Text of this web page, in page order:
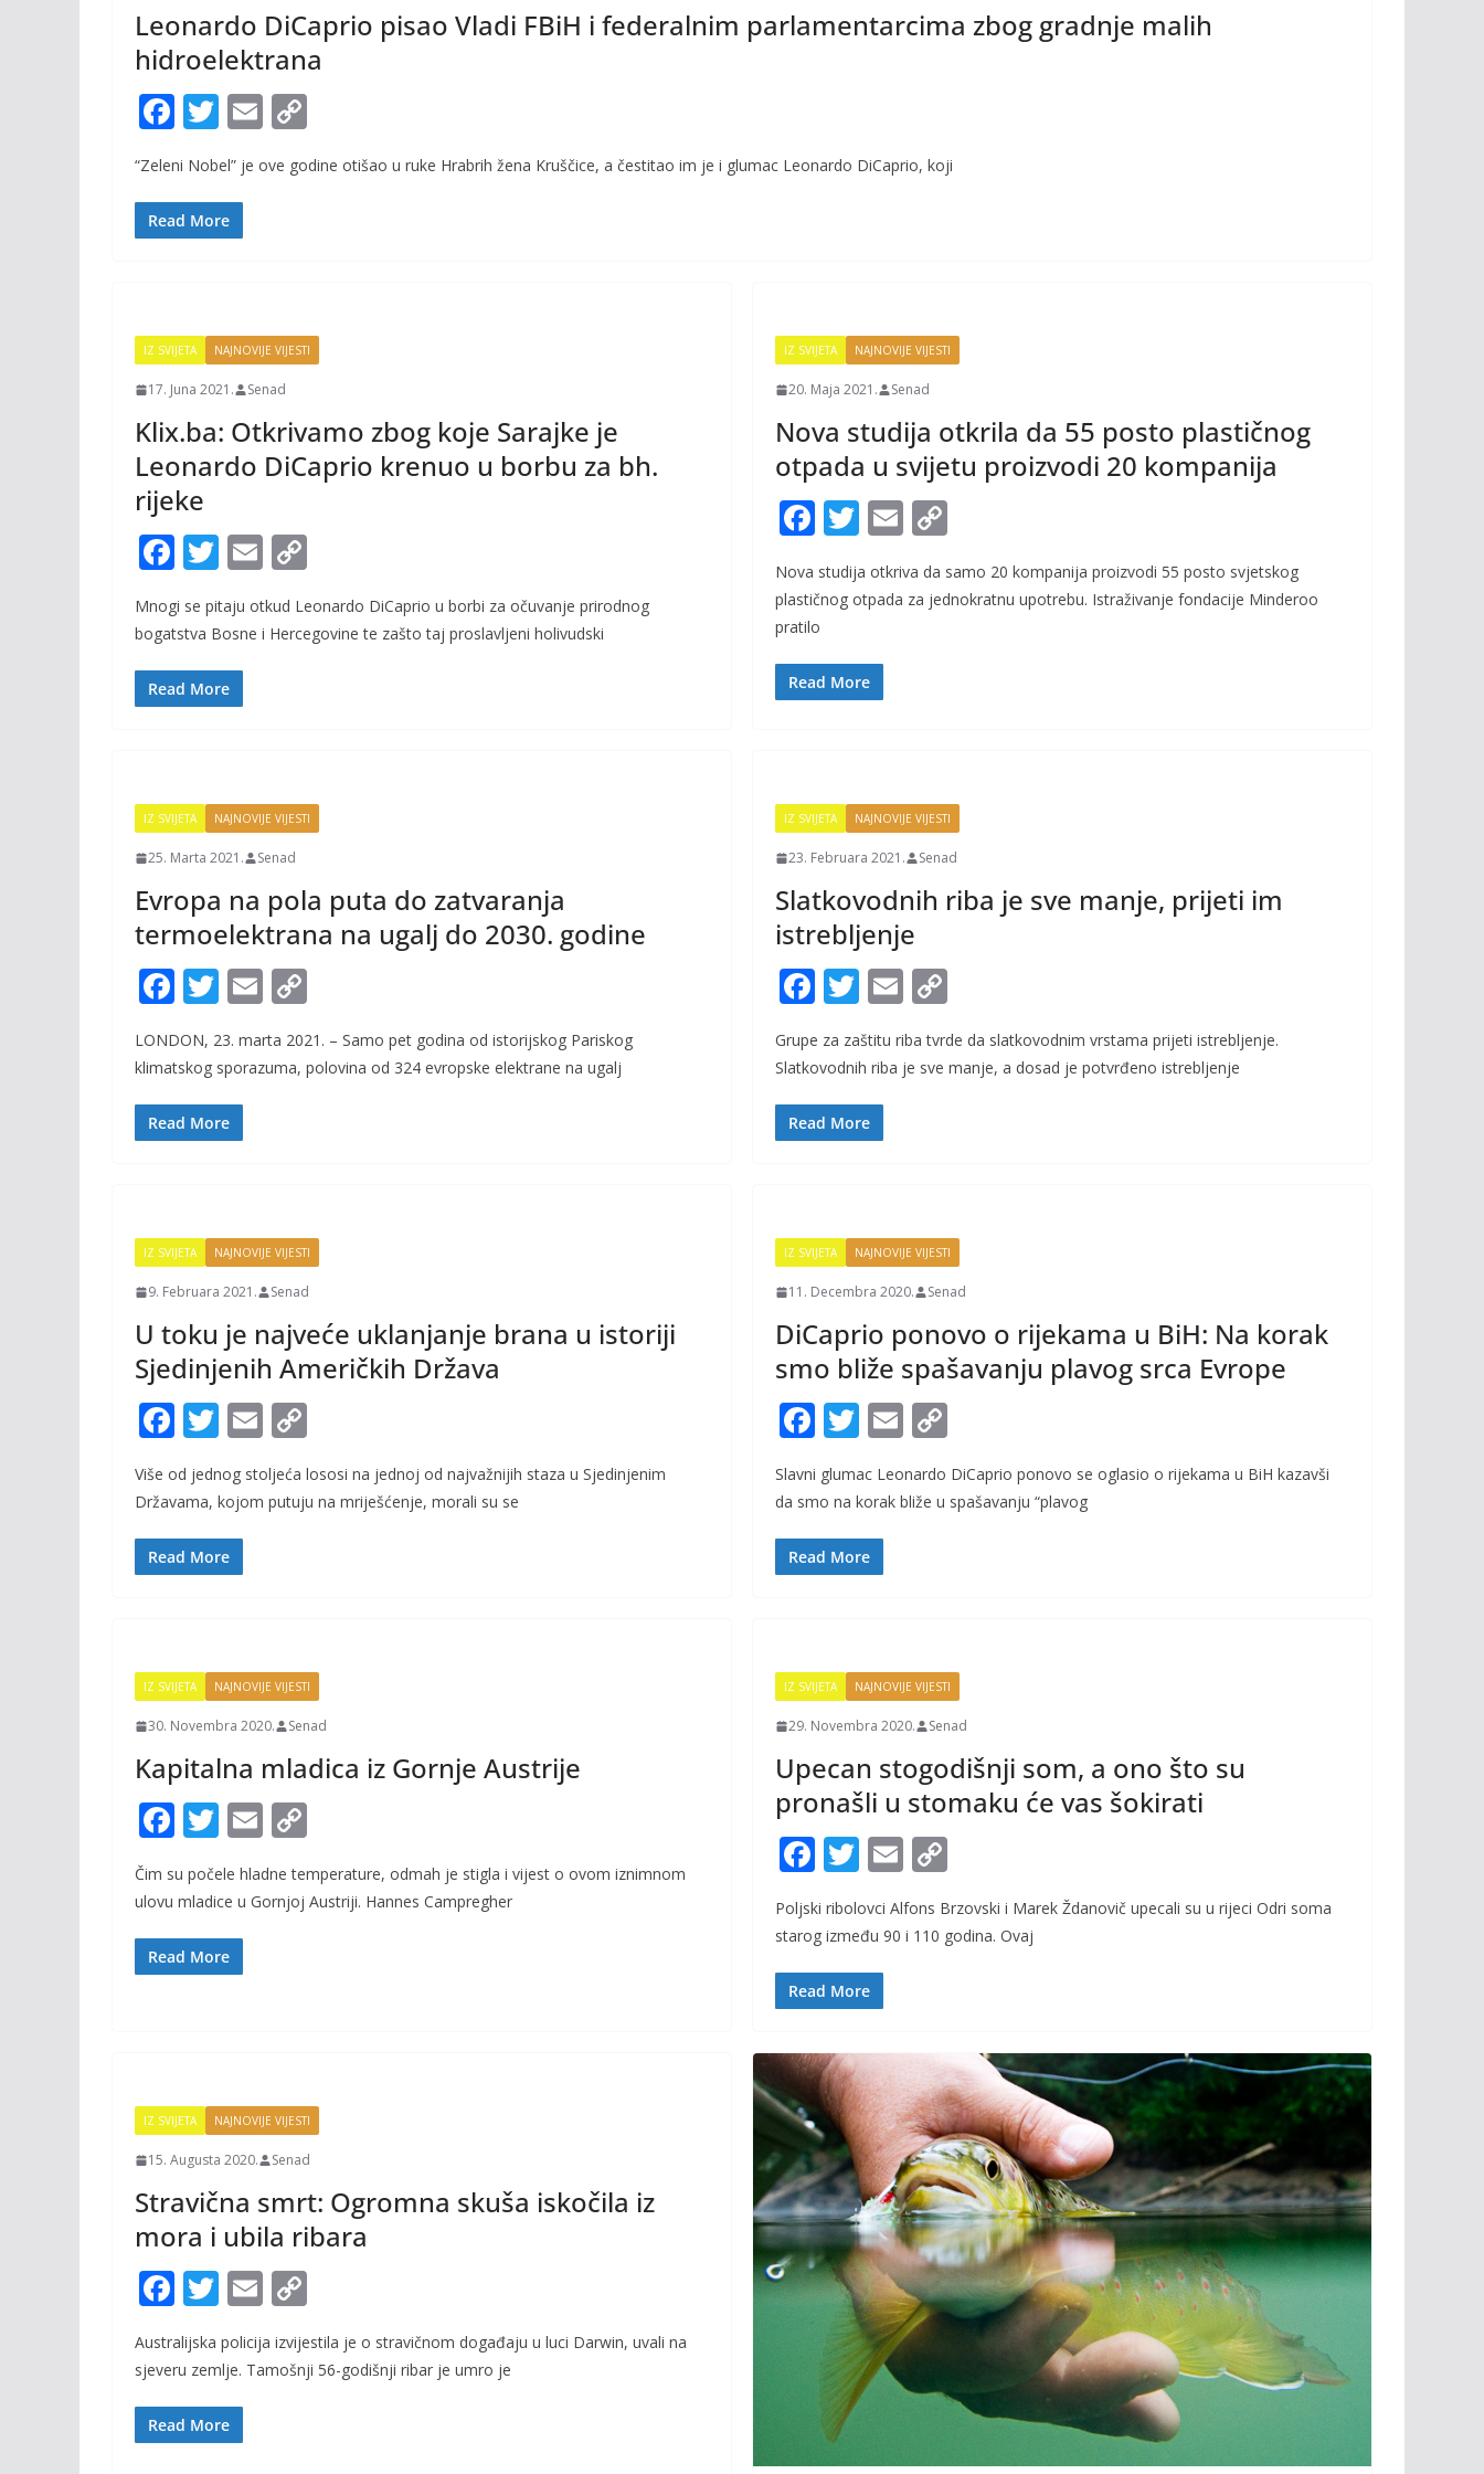
Leonardo DiCaprio pisao Vladi FBiH i federalnim parlamentarcima zbog gradnje malih
hidroelektrana
F
e
b
o
k
T
w
itt
er
E
ai
o
p
k
“Zeleni Nobel” je ove godine otišao u ruke Hrabrih žena Kruščice, a čestitao im je i glumac Leonardo DiCaprio, koji
Read More
IZ SVIJETA NAJNOVIJE VIJESTI
17. Juna 2021. Senad
Klix.ba: Otkrivamo zbog koje Sarajke je
Leonardo DiCaprio krenuo u borbu za bh.
rijeke
F
e
b
o
T
itt
er
E
m
ai p
y
Mnogi se pitaju otkud Leonardo DiCaprio u borbi za očuvanje prirodnog
bogatstva Bosne i Hercegovine te zašto taj proslavljeni holivudski
Read More
IZ SVIJETA NAJNOVIJE VIJESTI
20. Maja 2021. Senad
Nova studija otkrila da 55 posto plastičnog
otpada u svijetu proizvodi 20 kompanija
F
ac
e
b
o
o
T
w
itt
er
E
m
ai p
Nova studija otkriva da samo 20 kompanija proizvodi 55 posto svjetskog
plastičnog otpada za jednokratnu upotrebu. Istraživanje fondacije Minderoo
pratilo
Read More
IZ SVIJETA NAJNOVIJE VIJESTI
25. Marta 2021. Senad
Evropa na pola puta do zatvaranja
termoelektrana na ugalj do 2030. godine
F
e
b
o
T
itt
er
E
ai p
y
LONDON, 23. marta 2021. – Samo pet godina od istorijskog Pariskog
klimatskog sporazuma, polovina od 324 evropske elektrane na ugalj
Read More
IZ SVIJETA NAJNOVIJE VIJESTI
23. Februara 2021. Senad
Slatkovodnih riba je sve manje, prijeti im
istrebljenje
F
e
b
o
T
w
itt
er
E
m
ai
l
o
p
Grupe za zaštitu riba tvrde da slatkovodnim vrstama prijeti istrebljenje.
Slatkovodnih riba je sve manje, a dosad je potvrđeno istrebljenje
Read More
IZ SVIJETA NAJNOVIJE VIJESTI
9. Februara 2021. Senad
U toku je najveće uklanjanje brana u istoriji
Sjedinjenih Američkih Država
F
ac
e
b
o
T
itt
er
E
m
ai
l
o
p
Više od jednog stoljeća lososi na jednoj od najvažnijih staza u Sjedinjenim
Državama, kojom putuju na mriješćenje, morali su se
Read More
IZ SVIJETA NAJNOVIJE VIJESTI
11. Decembra 2020. Senad
DiCaprio ponovo o rijekama u BiH: Na korak
smo bliže spašavanju plavog srca Evrope
F
ac
e
b
o
T
itt
er
E
m
ai p
y
Slavni glumac Leonardo DiCaprio ponovo se oglasio o rijekama u BiH kazavši
da smo na korak bliže u spašavanju “plavog
Read More
IZ SVIJETA NAJNOVIJE VIJESTI
30. Novembra 2020. Senad
Kapitalna mladica iz Gornje Austrije
F
ac
e
b
o
T
w
itt
er
E
m
ai p
Čim su počele hladne temperature, odmah je stigla i vijest o ovom iznimnom
ulovu mladice u Gornjoj Austriji. Hannes Campregher
Read More
IZ SVIJETA NAJNOVIJE VIJESTI
29. Novembra 2020. Senad
Upecan stogodišnji som, a ono što su
pronašli u stomaku će vas šokirati
F
ac
e
b
o
k
T
itt
er
E
m
ai p
y
k
Poljski ribolovci Alfons Brzovski i Marek Ždanovič upecali su u rijeci Odri soma
starog između 90 i 110 godina. Ovaj
Read More
IZ SVIJETA NAJNOVIJE VIJESTI
15. Augusta 2020. Senad
Stravična smrt: Ogromna skuša iskočila iz
mora i ubila ribara
F
ac
e
b
o
T
w
itt
er
E
ai
o
p
y
Australijska policija izvijestila je o stravičnom događaju u luci Darwin, uvali na
sjeveru zemlje. Tamošnji 56-godišnji ribar je umro je
Read More